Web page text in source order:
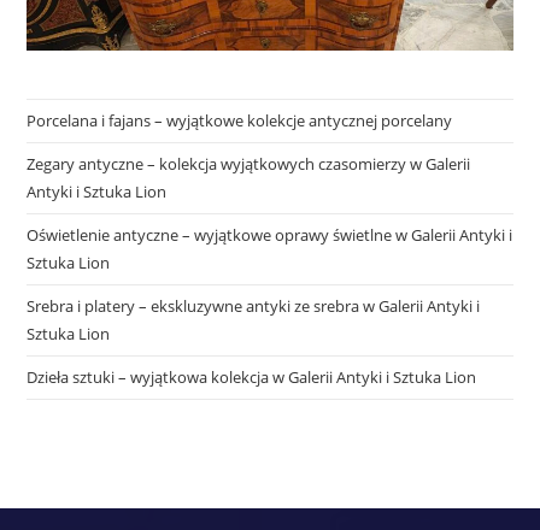
Porcelana i fajans – wyjątkowe kolekcje antycznej porcelany
Zegary antyczne – kolekcja wyjątkowych czasomierzy w Galerii
Antyki i Sztuka Lion
Oświetlenie antyczne – wyjątkowe oprawy świetlne w Galerii Antyki i
Sztuka Lion
Srebra i platery – ekskluzywne antyki ze srebra w Galerii Antyki i
Sztuka Lion
Dzieła sztuki – wyjątkowa kolekcja w Galerii Antyki i Sztuka Lion